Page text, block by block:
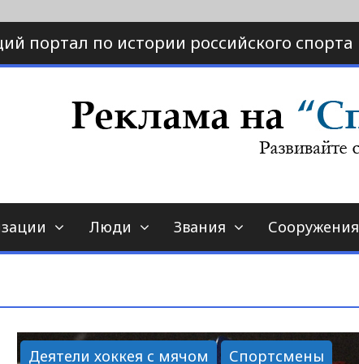
портал по истории российского спорта
страна.ру
по истории спорта
Люди Звания Сооружения
Деятели хоккея с мячом Спортсмены